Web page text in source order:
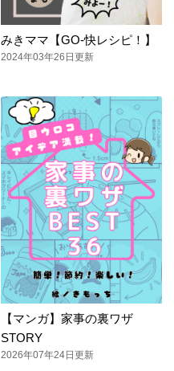
みきママ【GO-快レシピ！】
2024年03年26日更新
【マンガ】家事の裏ワザ
STORY
2026年07年24日更新